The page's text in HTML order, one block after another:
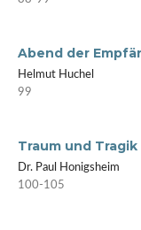
Abend der
Helmut Huchel
99
Traum und
Dr. Paul Honigsheim
100-105